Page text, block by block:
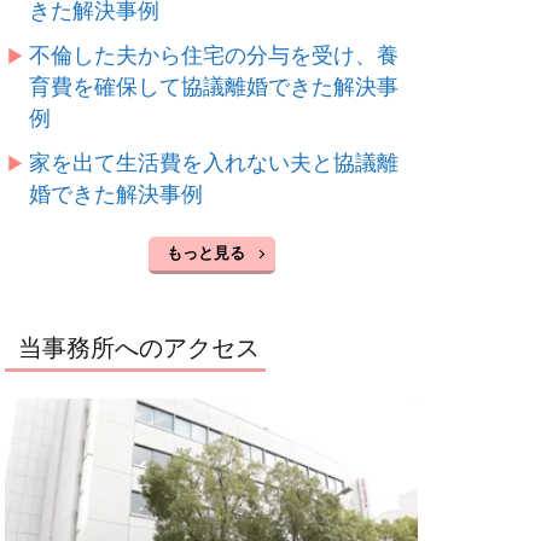
きた解決事例
不倫した夫から住宅の分与を受け、養
育費を確保して協議離婚できた解決事
例
家を出て生活費を入れない夫と協議離
婚できた解決事例
もっと見る
当事務所へのアクセス